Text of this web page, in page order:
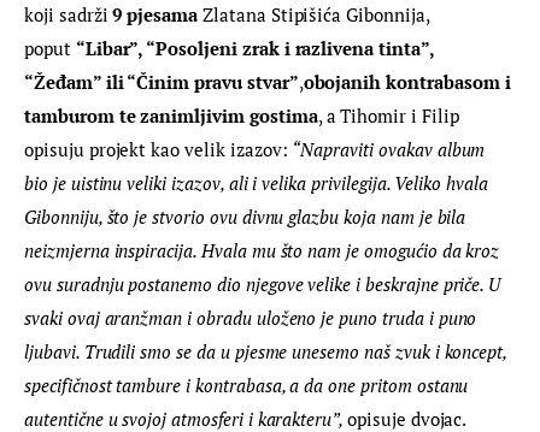
koji sadrži 9 pjesama Zlatana Stipišića Gibonnija,
poput “Libar”, “Posoljeni zrak i razlivena tinta”,
“Žeđam” ili “Činim pravu stvar”,obojanih kontrabasom i
tamburom te zanimljivim gostima, a Tihomir i Filip
opisuju projekt kao velik izazov: “Napraviti ovakav album
bio je uistinu veliki izazov, ali i velika privilegija. Veliko hvala
Gibonniju, što je stvorio ovu divnu glazbu koja nam je bila
neizmjerna inspiracija. Hvala mu što nam je omogućio da kroz
ovu suradnju postanemo dio njegove velike i beskrajne priče. U
svaki ovaj aranžman i obradu uloženo je puno truda i puno
ljubavi. Trudili smo se da u pjesme unesemo naš zvuk i koncept,
specifičnost tambure i kontrabasa, a da one pritom ostanu
autentične u svojoj atmosferi i karakteru”, opisuje dvojac.